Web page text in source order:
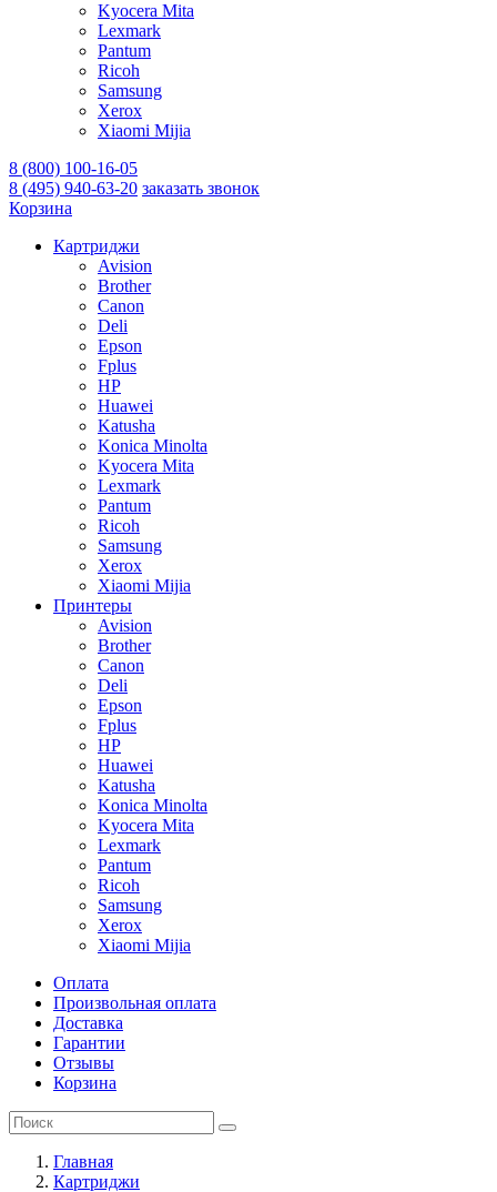
Kyocera Mita
Lexmark
Pantum
Ricoh
Samsung
Xerox
Xiaomi Mijia
8 (800) 100-16-05
8 (495) 940-63-20 заказать звонок
Корзина
Картриджи
Avision
Brother
Canon
Deli
Epson
Fplus
HP
Huawei
Katusha
Konica Minolta
Kyocera Mita
Lexmark
Pantum
Ricoh
Samsung
Xerox
Xiaomi Mijia
Принтеры
Avision
Brother
Canon
Deli
Epson
Fplus
HP
Huawei
Katusha
Konica Minolta
Kyocera Mita
Lexmark
Pantum
Ricoh
Samsung
Xerox
Xiaomi Mijia
Оплата
Произвольная оплата
Доставка
Гарантии
Отзывы
Корзина
Главная
Картриджи